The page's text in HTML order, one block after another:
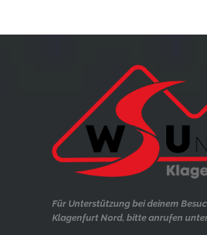
Für Unterstützung bei deinem
Klagenfurt Nord, bitte anrufen